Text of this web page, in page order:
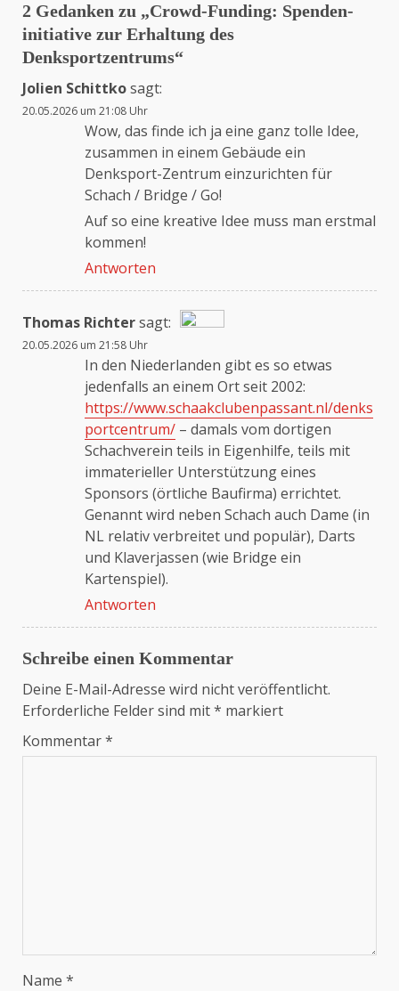
2 Gedanken zu „Crowd-Funding: Spenden-
initiative zur Erhaltung des
Denksportzentrums“
Jolien Schittkosagt:
20.05.2026 um 21:08 Uhr
Wow, das finde ich ja eine ganz tolle Idee,
zusammen in einem Gebäude ein
Denksport-Zentrum einzurichten für
Schach / Bridge / Go!
Auf so eine kreative Idee muss man erstmal
kommen!
Antworten
Thomas Richtersagt:
Das „Echte-Person“-Abzeichen!
Anti-Spam von CleanTalk
20.05.2026 um 21:58 Uhr
In den Niederlanden gibt es so etwas
jedenfalls an einem Ort seit 2002:
https://www.schaakclubenpassant.nl/denks
portcentrum/ – damals vom dortigen
Schachverein teils in Eigenhilfe, teils mit
immaterieller Unterstützung eines
Sponsors (örtliche Baufirma) errichtet.
Genannt wird neben Schach auch Dame (in
NL relativ verbreitet und populär), Darts
und Klaverjassen (wie Bridge ein
Kartenspiel).
Antworten
Schreibe einen Kommentar
Deine E-Mail-Adresse wird nicht veröffentlicht.
Erforderliche Felder sind mit* markiert
Kommentar*
Name *